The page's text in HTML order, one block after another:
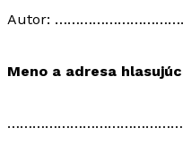
Autor:
Meno a adresa